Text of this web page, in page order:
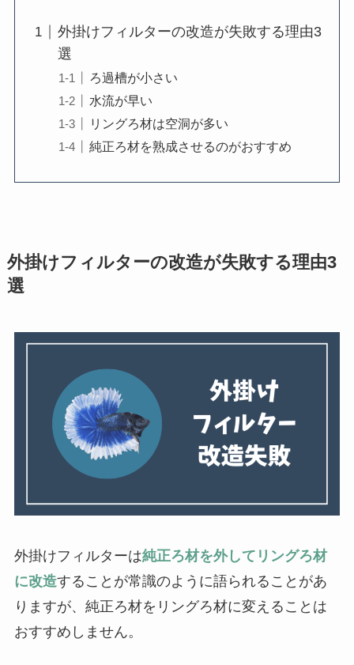
外掛けフィルターの改造が失敗する理由3
選
ろ過槽が小さい
水流が早い
リングろ材は空洞が多い
純正ろ材を熟成させるのがおすすめ
外掛けフィルターの改造が失敗する理由3
選
外掛けフィルターは純正ろ材を外してリングろ材
に改造することが常識のように語られることがあ
りますが、純正ろ材をリングろ材に変えることは
おすすめしません。